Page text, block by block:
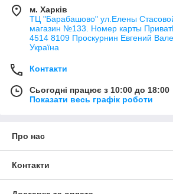
м. Харків
ТЦ "Барабашово" ул.Елены
магазин №133. Номер карты
4514 8109 Проскурнин Евгений
Україна
Контакти
Сьогодні працює з 10:00 до 18:00
Показати весь графік роботи
Про нас
Контакти